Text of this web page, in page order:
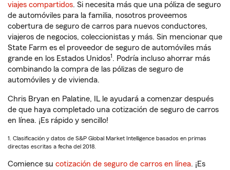
viajes compartidos. Si necesita más que una póliza de seguro
de automóviles para la familia, nosotros proveemos
cobertura de seguro de carros para nuevos conductores,
viajeros de negocios, coleccionistas y más. Sin mencionar que
State Farm es el proveedor de seguro de automóviles más
grande en los Estados Unidos1 . Podría incluso ahorrar más
combinando la compra de las pólizas de seguro de
automóviles y de vivienda.
Chris Bryan en Palatine, IL le ayudará a comenzar después
de que haya completado una cotización de seguro de carros
en línea. ¡Es rápido y sencillo!
1. Clasificación y datos de S&P Global Market Intelligence basados en primas
directas escritas a fecha del 2018.
Comience su cotización de seguro de carros en línea. ¡Es